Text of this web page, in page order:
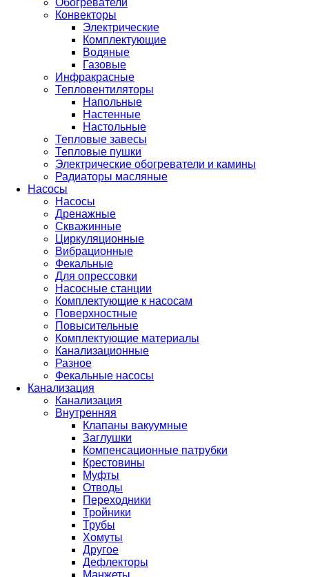
Обогреватели
Конвекторы
Электрические
Комплектующие
Водяные
Газовые
Инфракрасные
Тепловентиляторы
Напольные
Настенные
Настольные
Тепловые завесы
Тепловые пушки
Электрические обогреватели и камины
Радиаторы масляные
Насосы
Насосы
Дренажные
Скважинные
Циркуляционные
Вибрационные
Фекальные
Для опрессовки
Насосные станции
Комплектующие к насосам
Поверхностные
Повысительные
Комплектующие материалы
Канализационные
Разное
Фекальные насосы
Канализация
Канализация
Внутренняя
Клапаны вакуумные
Заглушки
Компенсационные патрубки
Крестовины
Муфты
Отводы
Переходники
Тройники
Трубы
Хомуты
Другое
Дефлекторы